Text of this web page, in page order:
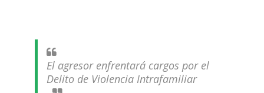
El agresor enfrentará cargos por el
Delito de Violencia Intrafamiliar